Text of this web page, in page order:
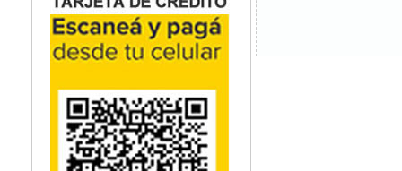
Ortopedía / Traumatología
Osteopatía
Otorrinolaringología
Podología
Psicología
Psiquiatría
Química